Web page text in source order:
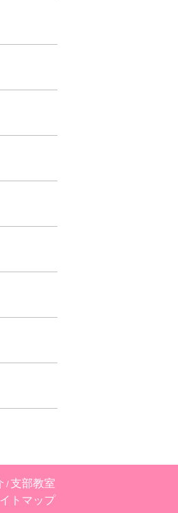
支部教室
トマップ